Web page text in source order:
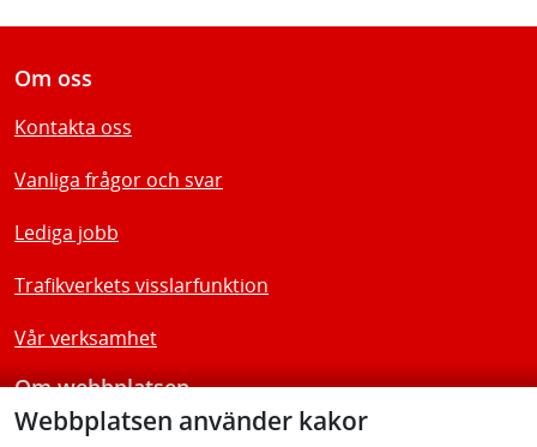
Webbplatsen använder kakor
Om oss
Kontakta oss
Vanliga frågor och svar
Lediga jobb
Trafikverkets visslarfunktion
Vår verksamhet
Om webbplatsen
Tillgänglighetsredogörelse